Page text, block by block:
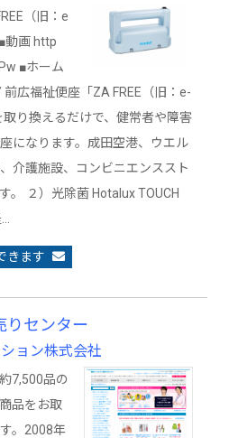
（旧：e
動画 http
■ホーム
広福祉便座「ZA FREE（旧：e-
り換えるだけで、健常者や障害
になります。成田空港、ウエル
介護施設、コンビニエンススト
。 ２）光除菌 Hotalux TOUCH
きます
りセンター
ョン株式会社
7,500品の
品をお取
。2008年